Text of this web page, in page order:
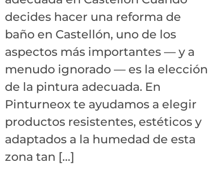
decides hacer una reforma de
baño en Castellón, uno de los
aspectos más importantes — y a
menudo ignorado — es la elección
de la pintura adecuada. En
Pinturneox te ayudamos a elegir
productos resistentes, estéticos y
adaptados a la humedad de esta
zona tan […]